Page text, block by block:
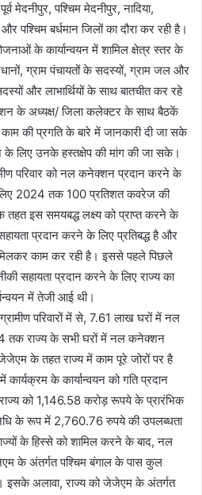
मेदनीपुर, पश्चिम मेदनीपुर, नादिया,
और पश्चिम बर्धमान जिलों का दौरा कर रही है।
के कार्यान्वयन में शामिल क्षेत्र स्तर के
ग्राम पंचायतों के सदस्यों, ग्राम जल और
और लाभार्थियों के साथ बातचीत कर रहे
के अध्यक्ष/ जिला कलेक्टर के साथ बैठकें
की प्रगति के बारे में जानकारी दी जा सके
के लिए उनके हस्तक्षेप की मांग की जा सके।
परिवार को नल कनेक्शन प्रदान करने के
लिए 2024 तक 100 प्रतिशत कवरेज की
इस समयबद्ध लक्ष्य को प्राप्त करने के
प्रदान करने के लिए प्रतिबद्ध है और
काम कर रही है। इससे पहले पिछले
सहायता प्रदान करने के लिए राज्य का
में तेजी आई थी।
परिवारों में से, 7.61 लाख घरों में नल
राज्य के सभी घरों में नल कनेक्शन
के तहत राज्य में काम पूरे जोरों पर है
के कार्यान्वयन को गति प्रदान
को 1,146.58 करोड़ रूपये के प्रारंभिक
के रूप में 2,760.76 रुपये की उपलब्धता
के हिस्से को शामिल करने के बाद, नल
के अंतर्गत पश्चिम बंगाल के पास कुल
इसके अलावा, राज्य को जेजेएम के अंतर्गत